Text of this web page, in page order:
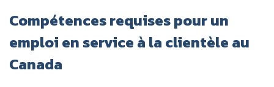
Compétences requises pour un
emploi en service à la clientèle au
Canada